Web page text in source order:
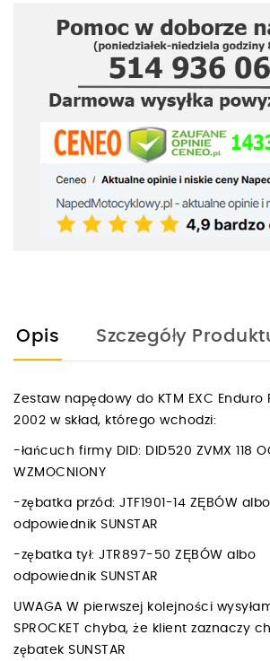
Opis Szczegóły
Zestaw napędowy do KTM EXC
2002 w skład, którego wchodzi:
-łańcuch firmy DID: DID520 ZVMX 118
WZMOCNIONY
-zębatka przód: JTF1901-14 ZĘBÓW albo
odpowiednik SUNSTAR
-zębatka tył: JTR897-50 ZĘBÓW albo
odpowiednik SUNSTAR
UWAGA W pierwszej kolejności
SPROCKET chyba, że klient zaznaczy
zębatek SUNSTAR